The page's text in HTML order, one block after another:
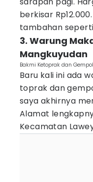
berkisar
tambahan
3. Warung
Mangkuyudan
Bakmi Ketoprak dan
Baru kali ini ada
toprak dan
saya akhirnya
Alamat
Kecamatan